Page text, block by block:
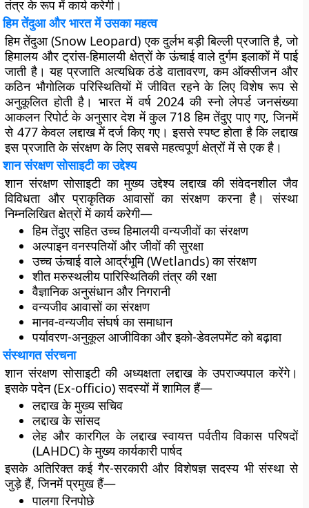
तंत्र के रूप में कार्य करेगी।
हिम तेंदुआ और भारत में उसका महत्व
हिम तेंदुआ (Snow Leopard) एक दुर्लभ बड़ी बिल्ली प्रजाति है, जो
हिमालय और ट्रांस-हिमालयी क्षेत्रों के ऊंचाई वाले दुर्गम इलाकों में पाई
जाती है। यह प्रजाति अत्यधिक ठंडे वातावरण, कम ऑक्सीजन और
कठिन भौगोलिक परिस्थितियों में जीवित रहने के लिए विशेष रूप से
अनुकूलित होती है। भारत में वर्ष 2024 कीस्नो लेपर्ड जनसंख्या
आकलन रिपोर्टके अनुसार देश में कुल718 हिम तेंदुए पाए गए, जिनमें
से 477 केवल लद्दाखमें दर्ज किए गए। इससे स्पष्ट होता है कि लद्दाख
इस प्रजाति के संरक्षण के लिए सबसे महत्वपूर्ण क्षेत्रों में से एक है।
शान संरक्षण सोसाइटी का उद्देश्य
शान संरक्षण सोसाइटी का मुख्य उद्देश्य लद्दाख की संवेदनशील जैव
विविधता और प्राकृतिक आवासों का संरक्षण करना है। संस्था
निम्नलिखित क्षेत्रों में कार्य करेगी—
हिम तेंदुए सहित उच्च हिमालयी वन्यजीवों का संरक्षण
अल्पाइन वनस्पतियों और जीवों की सुरक्षा
उच्च ऊंचाई वाले आर्द्रभूमि (Wetlands) का संरक्षण
शीत मरुस्थलीय पारिस्थितिकी तंत्र की रक्षा
वैज्ञानिक अनुसंधान और निगरानी
वन्यजीव आवासों का संरक्षण
मानव-वन्यजीव संघर्ष का समाधान
पर्यावरण-अनुकूल आजीविका और इको-डेवलपमेंट को बढ़ावा
संस्थागत संरचना
शान संरक्षण सोसाइटी की अध्यक्षतालद्दाख के उपराज्यपालकरेंगे।
इसके पदेन (Ex-officio) सदस्यों में शामिल हैं—
लद्दाख के मुख्य सचिव
लद्दाख के सांसद
लेह और कारगिल के लद्दाख स्वायत्त पर्वतीय विकास परिषदों
(LAHDC) के मुख्य कार्यकारी पार्षद
इसके अतिरिक्त कई गैर-सरकारी और विशेषज्ञ सदस्य भी संस्था से
जुड़े हैं, जिनमें प्रमुख हैं—
पालगा रिनपोछे